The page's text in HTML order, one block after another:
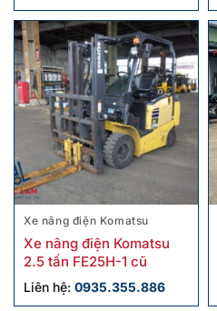
Xe nâng điện Komatsu
Xe nâng điện Komatsu
2.5 tấn FE25H-1 cũ
Liên hệ: 0935.355.886